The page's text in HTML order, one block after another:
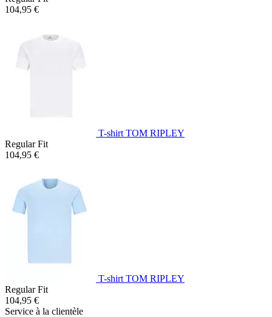
104,95 €
T-shirt TOM RIPLEY
Regular Fit
104,95 €
T-shirt TOM RIPLEY
Regular Fit
104,95 €
Service à la clientèle